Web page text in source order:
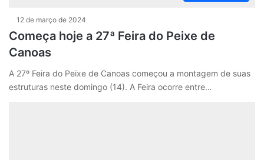
12 de março de 2024
Começa hoje a 27ª Feira do Peixe de
Canoas
A 27º Feira do Peixe de Canoas começou a montagem de suas
estruturas neste domingo (14). A Feira ocorre entre…